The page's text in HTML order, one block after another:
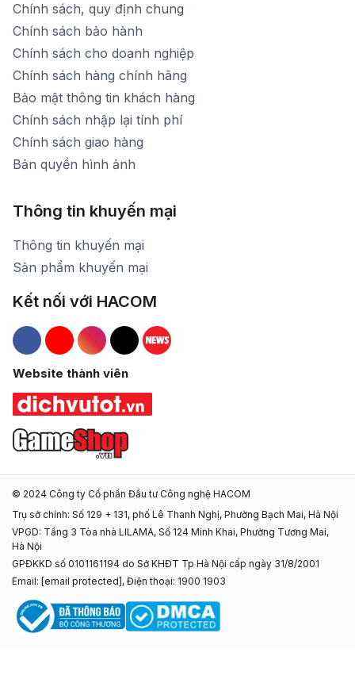
Chính sách, quy định chung
Chính sách bảo hành
Chính sách cho doanh nghiệp
Chính sách hàng chính hãng
Bảo mật thông tin khách hàng
Chính sách nhập lại tính phí
Chính sách giao hàng
Bản quyền hình ảnh
Thông tin khuyến mại
Thông tin khuyến mại
Sản phẩm khuyến mại
Kết nối với HACOM
Hacom Facebook
Hacom YouTube
Hacom Instagram
Hacom TikTok
Website thành viên
© 2024 Công ty Cổ phần Đầu tư Công nghệ HACOM
Trụ sở chính: Số 129 + 131, phố Lê Thanh Nghị, Phường Bạch Mai, Hà Nội
VPGD: Tầng 3 Tòa nhà LILAMA, Số 124 Minh Khai, Phường Tương Mai,
Hà Nội
GPĐKKD số 0101161194 do Sở KHĐT Tp Hà Nội cấp ngày 31/8/2001
Email: [email protected] , Điện thoại: 1900 1903